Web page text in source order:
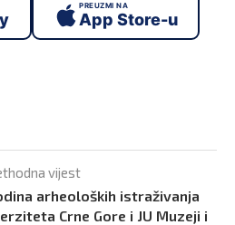
PREUZMI NA
App Store-u
vijest
arheoloških istraživanja
Crne Gore i JU Muzeji i